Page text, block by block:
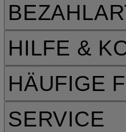
HILFE &
HÄUFIGE
SERVICE